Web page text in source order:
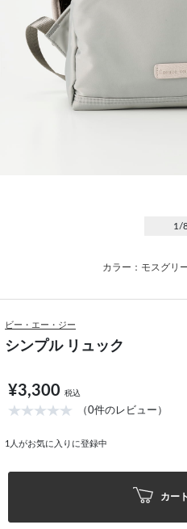
1 /
カラー：モスグリ
ビー・エー・ジー
シンプル リュック
¥3,300 税込
（0件のレビュー）
1 人がお気に入りに登録中
カー